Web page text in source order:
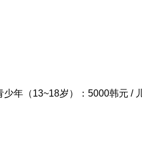
年（13~18岁）：5000韩元 /